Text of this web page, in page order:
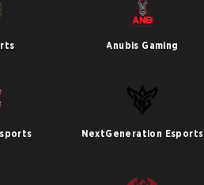
Anubis Gaming
NextGeneration Esports